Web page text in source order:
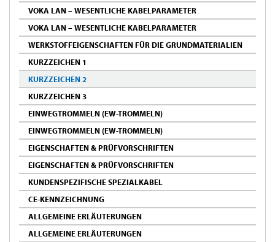
VOKA LAN – WESENTLICHE KABELPARAMETER
VOKA LAN – WESENTLICHE KABELPARAMETER
WERKSTOFFEIGENSCHAFTEN FÜR DIE GRUNDMATERIALIEN
KURZZEICHEN 1
KURZZEICHEN 2
KURZZEICHEN 3
EINWEGTROMMELN (EW-TROMMELN)
EINWEGTROMMELN (EW-TROMMELN)
EIGENSCHAFTEN & PRÜFVORSCHRIFTEN
EIGENSCHAFTEN & PRÜFVORSCHRIFTEN
KUNDENSPEZIFISCHE SPEZIALKABEL
CE-KENNZEICHNUNG
ALLGEMEINE ERLÄUTERUNGEN
ALLGEMEINE ERLÄUTERUNGEN